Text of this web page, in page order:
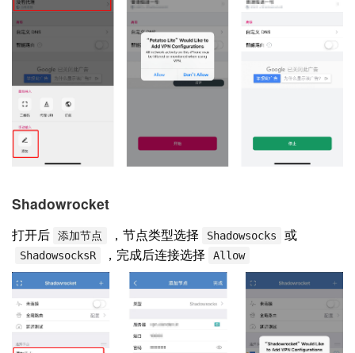
Shadowrocket
打开后 添加节点 ，节点类型选择 Shadowsocks 或
ShadowsocksR ，完成后连接选择 Allow